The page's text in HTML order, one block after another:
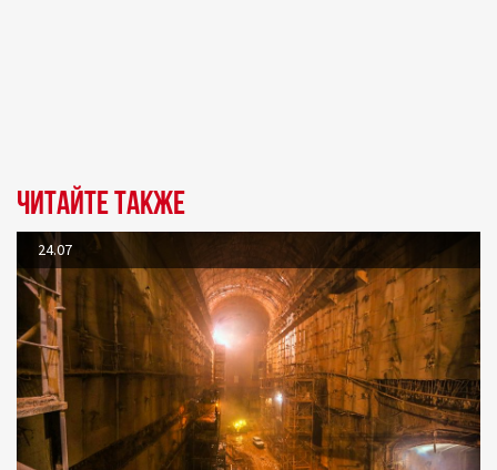
Читайте также
24.07